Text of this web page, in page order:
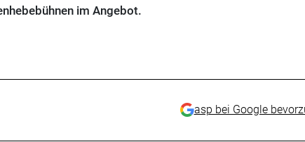
im Angebot.
asp bei Google